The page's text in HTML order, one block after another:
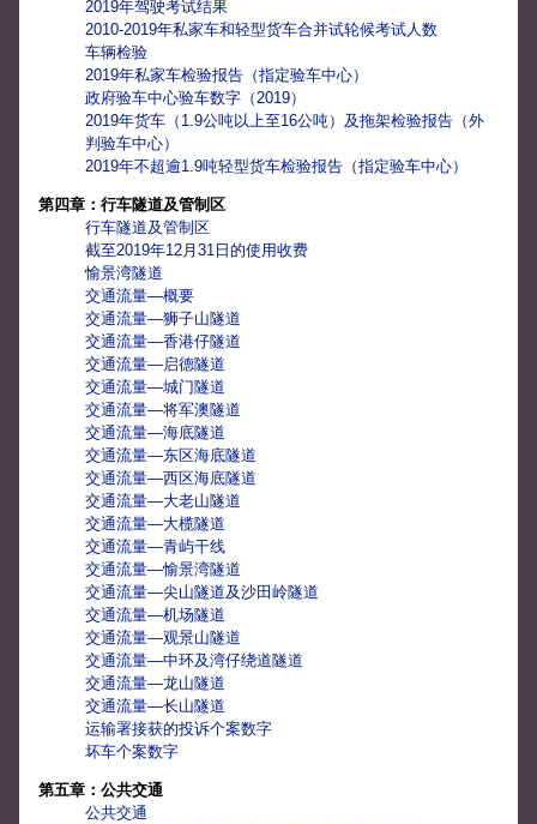
2019年驾驶考试结果
2010-2019年私家车和轻型货车合并试轮候考试人数
车辆检验
2019年私家车检验报告（指定验车中心）
政府验车中心验车数字（2019）
2019年货车（1.9公吨以上至16公吨）及拖架检验报告（外
判验车中心）
2019年不超逾1.9吨轻型货车检验报告（指定验车中心）
第四章：行车隧道及管制区
行车隧道及管制区
截至2019年12月31日的使用收费
愉景湾隧道
交通流量—概要
交通流量—狮子山隧道
交通流量—香港仔隧道
交通流量—启德隧道
交通流量—城门隧道
交通流量—将军澳隧道
交通流量—海底隧道
交通流量—东区海底隧道
交通流量—西区海底隧道
交通流量—大老山隧道
交通流量—大榄隧道
交通流量—青屿干线
交通流量—愉景湾隧道
交通流量—尖山隧道及沙田岭隧道
交通流量—机场隧道
交通流量—观景山隧道
交通流量—中环及湾仔绕道隧道
交通流量—龙山隧道
交通流量—长山隧道
运输署接获的投诉个案数字
坏车个案数字
第五章：公共交通
公共交通